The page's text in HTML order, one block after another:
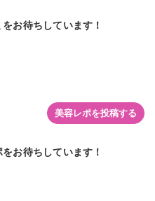
お待ちしています！
美容レポを投稿する
お待ちしています！